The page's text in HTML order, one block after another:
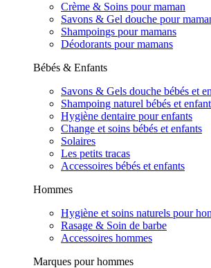
Crème & Soins pour maman
Savons & Gel douche pour
Shampoings pour mamans
Déodorants pour mamans
Bébés & Enfants
Savons & Gels douche bébés et
Shampoing naturel bébés et
Hygiène dentaire pour enfants
Change et soins bébés et enfants
Solaires
Les petits tracas
Accessoires bébés et enfants
Hommes
Hygiène et soins naturels pour
Rasage & Soin de barbe
Accessoires hommes
Marques pour hommes